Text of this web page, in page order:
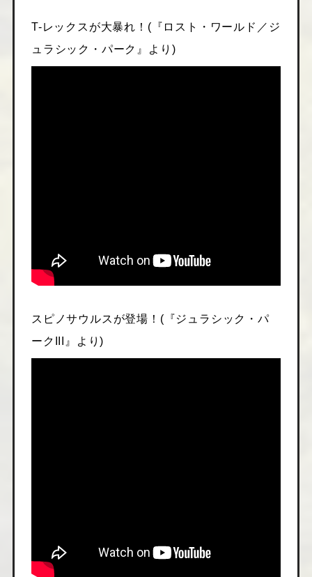
T-レックスが大暴れ！(『ロスト・ワールド／ジ
ュラシック・パーク』より)
スピノサウルスが登場！(『ジュラシック・パ
ークIII』より)